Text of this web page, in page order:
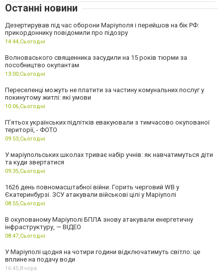
Останні новини
Дезертирував під час оборони Маріуполя і перейшов на бік РФ:
прикордоннику повідомили про підозру
14:44,Сьогодні
Волноваського священника засудили на 15 років тюрми за
пособництво окупантам
13:00,Сьогодні
Переселенці можуть не платити за частину комунальних послуг у
покинутому житлі: які умови
10:06,Сьогодні
П’ятьох українських підлітків евакуювали з тимчасово окупованої
території, - ФОТО
09:53,Сьогодні
У маріупольських школах триває набір учнів: як навчатимуться діти
та куди звертатися
09:35,Сьогодні
1626 день повномасштабної війни. Горить черговий WB у
Єкатеринбурзі. ЗСУ атакували військові цілі у Маріуполі
08:55,Сьогодні
В окупованому Маріуполі БПЛА знову атакували енергетичну
інфраструктуру, — ВІДЕО
08:47,Сьогодні
У Маріуполі щодня на чотири години відключатимуть світло: це
вплине на подачу води
16:45,Вчора